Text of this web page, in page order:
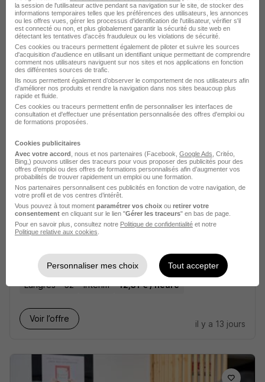
Peintre en Bâtiment H/F
Camo Groupe
Langres - 52 Intérim 13,86 - 14,75 € / heure
Voir l’offre
il y a 15 jours
Temporis Interim
Langres - 52 Intérim 12,31 € / heure
Voir l’offre
il y a 13 jours
la session de l'utilisateur active pendant sa navigation sur le site, de stocker des
informations temporaires telles que les préférences des utilisateurs, les annonces
ou les offres vues, gérer les processus d'identification de l'utilisateur, vérifier s'il
est connecté ou non, et plus globalement garantir la sécurité du site web en
détectant les tentatives d'accès frauduleux ou les violations de sécurité.
Ces cookies ou traceurs permettent également de piloter et suivre les sources
d'acquisition d'audience en utilisant un identifiant unique permettant de comprendre
comment nos utilisateurs naviguent sur nos sites et nos applications en fonction
des différentes sources de trafic.
Ils nous permettent également d’observer le comportement de nos utilisateurs afin
d'améliorer nos produits et rendre la navigation dans nos sites beaucoup plus
rapide et fluide.
Ces cookies ou traceurs permettent enfin de personnaliser les interfaces de
consultation et d'effectuer une présentation personnalisée des offres d'emploi ou
de formations proposées.
Cookies publicitaires
Avec votre accord , nous et nos partenaires (Facebook, Google Ads , Critéo,
Bing,) pouvons utiliser des traceurs pour vous proposer des publicités pour des
offres d’emploi ou des offres de formations personnalisés afin d’augmenter vos
probabilités de trouver rapidement un emploi ou une formation.
Nos partenaires personnalisent ces publicités en fonction de votre navigation, de
votre profil et de vos centres d’intérêt.
Vous pouvez à tout moment paramétrer vos choix ou retirer votre
consentement en cliquant sur le lien "Gérer les traceurs" en bas de page.
Pour en savoir plus, consultez notre Politique de confidentialité et notre
Politique relative aux cookies
Personnaliser mes choix Tout accepter